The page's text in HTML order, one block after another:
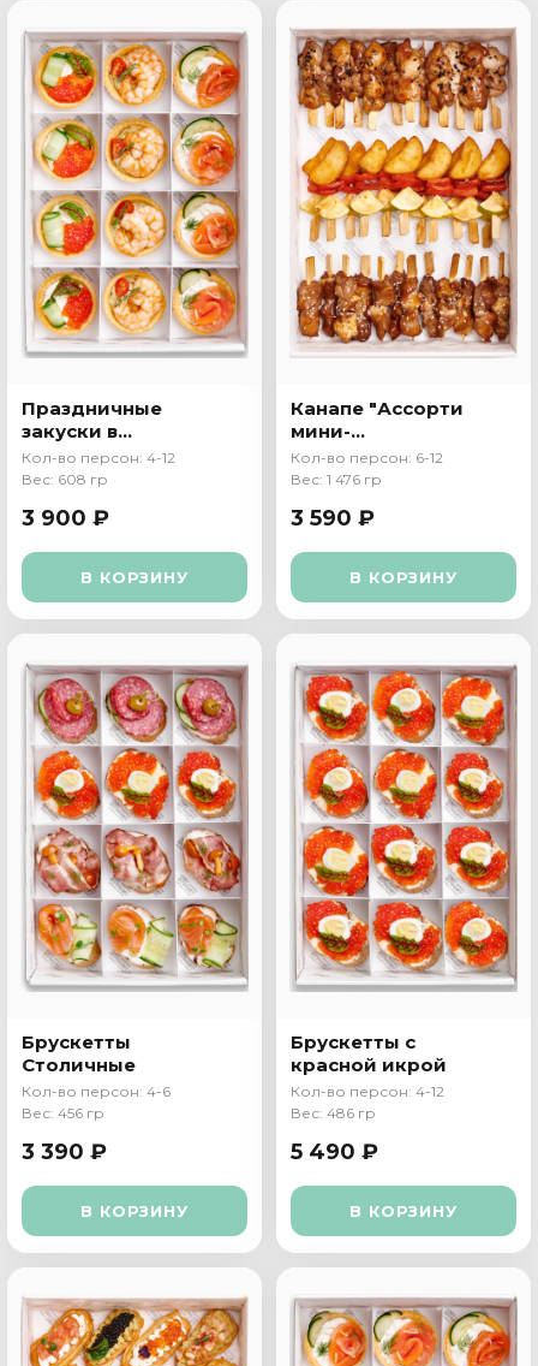
Праздничные
закуски в
тарталетках
Кол-во персон: 4-12
Вес: 608 гр
3 900 ₽
В КОРЗИНУ
Канапе "Ассорти
мини-
шашлычков"
Кол-во персон: 6-12
Вес: 1 476 гр
3 590 ₽
В КОРЗИНУ
Брускетты
Столичные
Кол-во персон: 4-6
Вес: 456 гр
3 390 ₽
В КОРЗИНУ
Брускетты с
красной икрой
Кол-во персон: 4-12
Вес: 486 гр
5 490 ₽
В КОРЗИНУ